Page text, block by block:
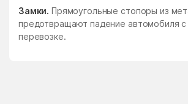
Замки. Прямоугольные стопоры из
предотвращают падение автомобиля
перевозке.